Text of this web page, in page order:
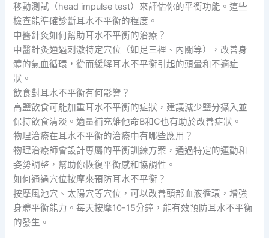
移動測試（head impulse test）來評估你的平衡功能。這些
檢查能準確診斷耳水不平衡的程度。
中醫針灸如何幫助耳水不平衡的治療？
中醫針灸通過刺激特定穴位（如足三裡、內關等），改善身
體的氣血循環，從而緩解耳水不平衡引起的頭暈和不適症
狀。
飲食對耳水不平衡有何影響？
高鹽飲食可能加重耳水不平衡的症狀，建議減少鹽分攝入並
保持飲食清淡。適量補充維他命B和C也有助於改善症狀。
物理治療在耳水不平衡的治療中有哪些應用？
物理治療師會設計專屬的平衡訓練方案，通過特定的運動和
姿勢調整，幫助你恢復平衡感和協調性。
如何通過穴位按摩來預防耳水不平衡？
按摩風池穴、太陽穴等穴位，可以改善頭部血液循環，增強
身體平衡能力。每天按摩10-15分鐘，能有效預防耳水不平衡
的發生。